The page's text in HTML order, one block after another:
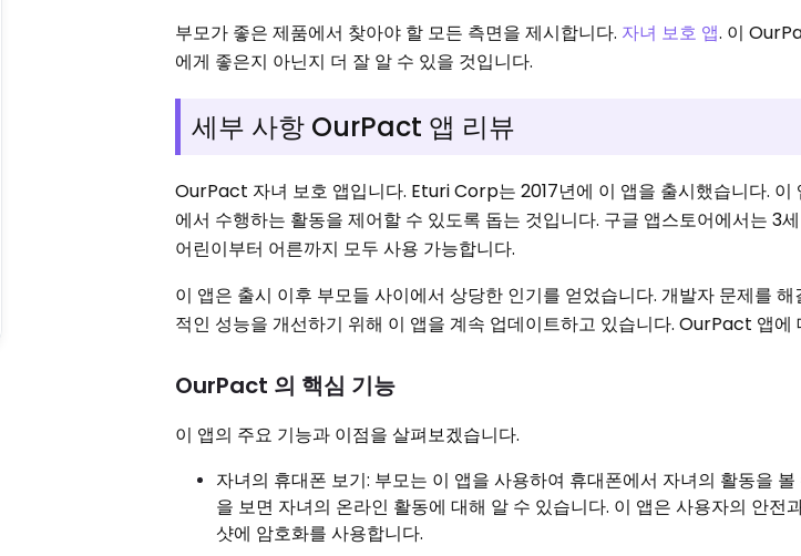
부모가 좋은 제품에서 찾아야 할 모든 측면을 제시합니다. 자녀 보호 앱. 이
에게 좋은지 아닌지 더 잘 알 수 있을 것입니다.
세부 사항 OurPact 앱 리뷰
OurPact 자녀 보호 앱입니다. Eturi Corp는 2017년에 이 앱을 출시했습니다. 이
에서 수행하는 활동을 제어할 수 있도록 돕는 것입니다. 구글 앱스토어에서는 3
어린이부터 어른까지 모두 사용 가능합니다.
이 앱은 출시 이후 부모들 사이에서 상당한 인기를 얻었습니다. 개발자 문제를
적인 성능을 개선하기 위해 이 앱을 계속 업데이트하고 있습니다. OurPact 앱에
OurPact 의 핵심 기능
이 앱의 주요 기능과 이점을 살펴보겠습니다.
자녀의 휴대폰 보기: 부모는 이 앱을 사용하여 휴대폰에서 자녀의 활동을
을 보면 자녀의 온라인 활동에 대해 알 수 있습니다. 이 앱은 사용자의 안전
샷에 암호화를 사용합니다.